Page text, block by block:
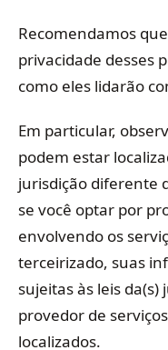
Recomendamos
privacidade desses
como eles lidarão
Em particular,
podem estar
jurisdição diferente
se você optar por
envolvendo os
terceirizado, suas
sujeitas às leis da(s)
provedor de
localizados.